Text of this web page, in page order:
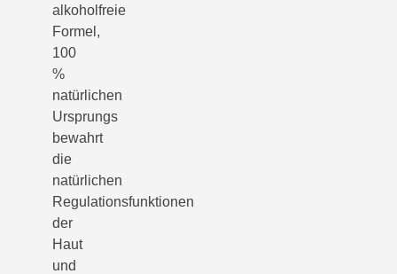
alkoholfreie
Formel,
100
%
natürlichen
Ursprungs
bewahrt
die
natürlichen
Regulationsfunktionen
der
Haut
und